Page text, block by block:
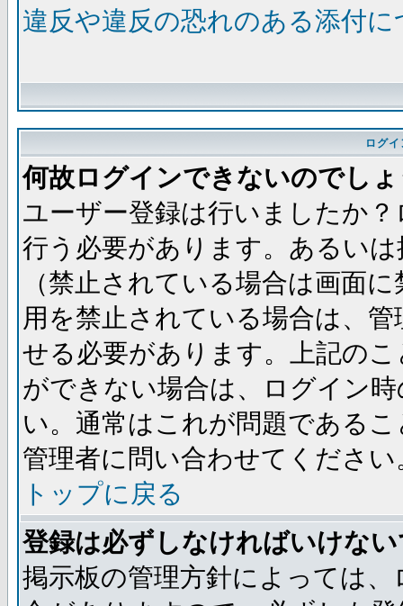
違反や違反の恐れのある添付
ログ
何故ログインできないのでし
ユーザー登録は行いましたか
行う必要があります。あるい
（禁止されている場合は画面
用を禁止されている場合は、
せる必要があります。上記の
ができない場合は、ログイン
い。通常はこれが問題である
管理者に問い合わせてください
トップに戻る
登録は必ずしなければいけな
掲示板の管理方針によっては